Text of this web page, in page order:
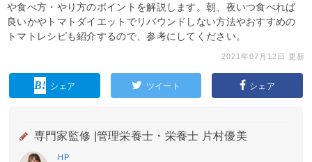
や食べ方・やり方のポイントを解説します。朝、夜いつ食べれば
良いかやトマトダイエットでリバウンドしない方法やおすすめの
トマトレシピも紹介するので、参考にしてください。
2021年07月12日 更新
シェア ツイート シェア
専門家監修 | 管理栄養士・栄養士 片村優美
HP